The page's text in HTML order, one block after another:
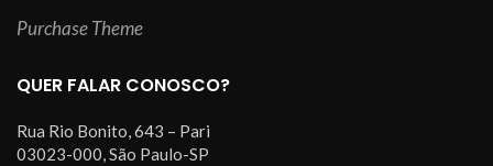
Purchase Theme
QUER FALAR CONOSCO?
Rua Rio Bonito, 643 – Pari
03023-000, São Paulo-SP